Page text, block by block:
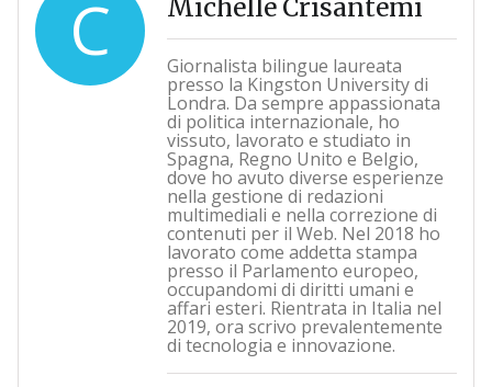
C Michelle Crisantemi
Giornalista bilingue laureata
presso la Kingston University di
Londra. Da sempre appassionata
di politica internazionale, ho
vissuto, lavorato e studiato in
Spagna, Regno Unito e Belgio,
dove ho avuto diverse esperienze
nella gestione di redazioni
multimediali e nella correzione di
contenuti per il Web. Nel 2018 ho
lavorato come addetta stampa
presso il Parlamento europeo,
occupandomi di diritti umani e
affari esteri. Rientrata in Italia nel
2019, ora scrivo prevalentemente
di tecnologia e innovazione.